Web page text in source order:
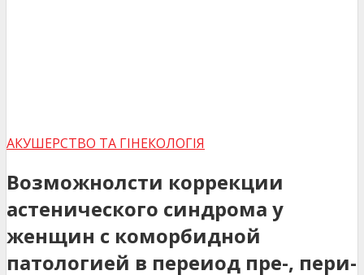
АКУШЕРСТВО ТА ГІНЕКОЛОГІЯ
Возможнолсти коррекции
астенического синдрома у
женщин с коморбидной
патологией в переиод пре-, пери-